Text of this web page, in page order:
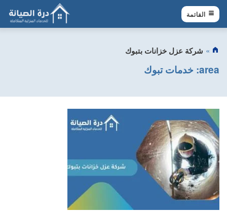
شركة عزل خزانات بتبوك
area: خدمات تبوك